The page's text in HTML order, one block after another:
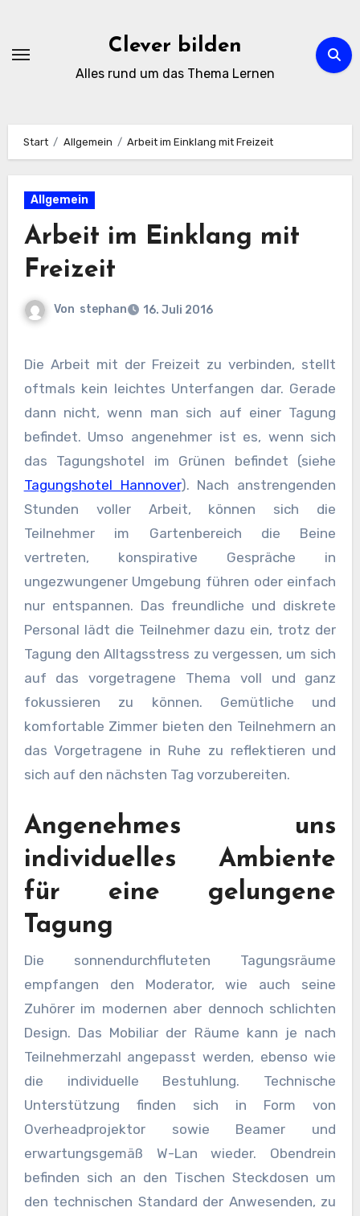
springen
Clever bilden
Alles rund um das Thema Lernen
Start Allgemein Arbeit im Einklang mit Freizeit
Allgemein
Arbeit im Einklang mit
Freizeit
Von stephan 16. Juli 2016
Die Arbeit mit der Freizeit zu verbinden, stellt
oftmals kein leichtes Unterfangen dar. Gerade
dann nicht, wenn man sich auf einer Tagung
befindet. Umso angenehmer ist es, wenn sich
das Tagungshotel im Grünen befindet (siehe
Tagungshotel Hannover). Nach anstrengenden
Stunden voller Arbeit, können sich die
Teilnehmer im Gartenbereich die Beine
vertreten, konspirative Gespräche in
ungezwungener Umgebung führen oder einfach
nur entspannen. Das freundliche und diskrete
Personal lädt die Teilnehmer dazu ein, trotz der
Tagung den Alltagsstress zu vergessen, um sich
auf das vorgetragene Thema voll und ganz
fokussieren zu können. Gemütliche und
komfortable Zimmer bieten den Teilnehmern an
das Vorgetragene in Ruhe zu reflektieren und
sich auf den nächsten Tag vorzubereiten.
Angenehmes uns
individuelles Ambiente
für eine gelungene
Tagung
Die sonnendurchfluteten Tagungsräume
empfangen den Moderator, wie auch seine
Zuhörer im modernen aber dennoch schlichten
Design. Das Mobiliar der Räume kann je nach
Teilnehmerzahl angepasst werden, ebenso wie
die individuelle Bestuhlung. Technische
Unterstützung finden sich in Form von
Overheadprojektor sowie Beamer und
erwartungsgemäß W-Lan wieder. Obendrein
befinden sich an den Tischen Steckdosen um
den technischen Standard der Anwesenden, zu